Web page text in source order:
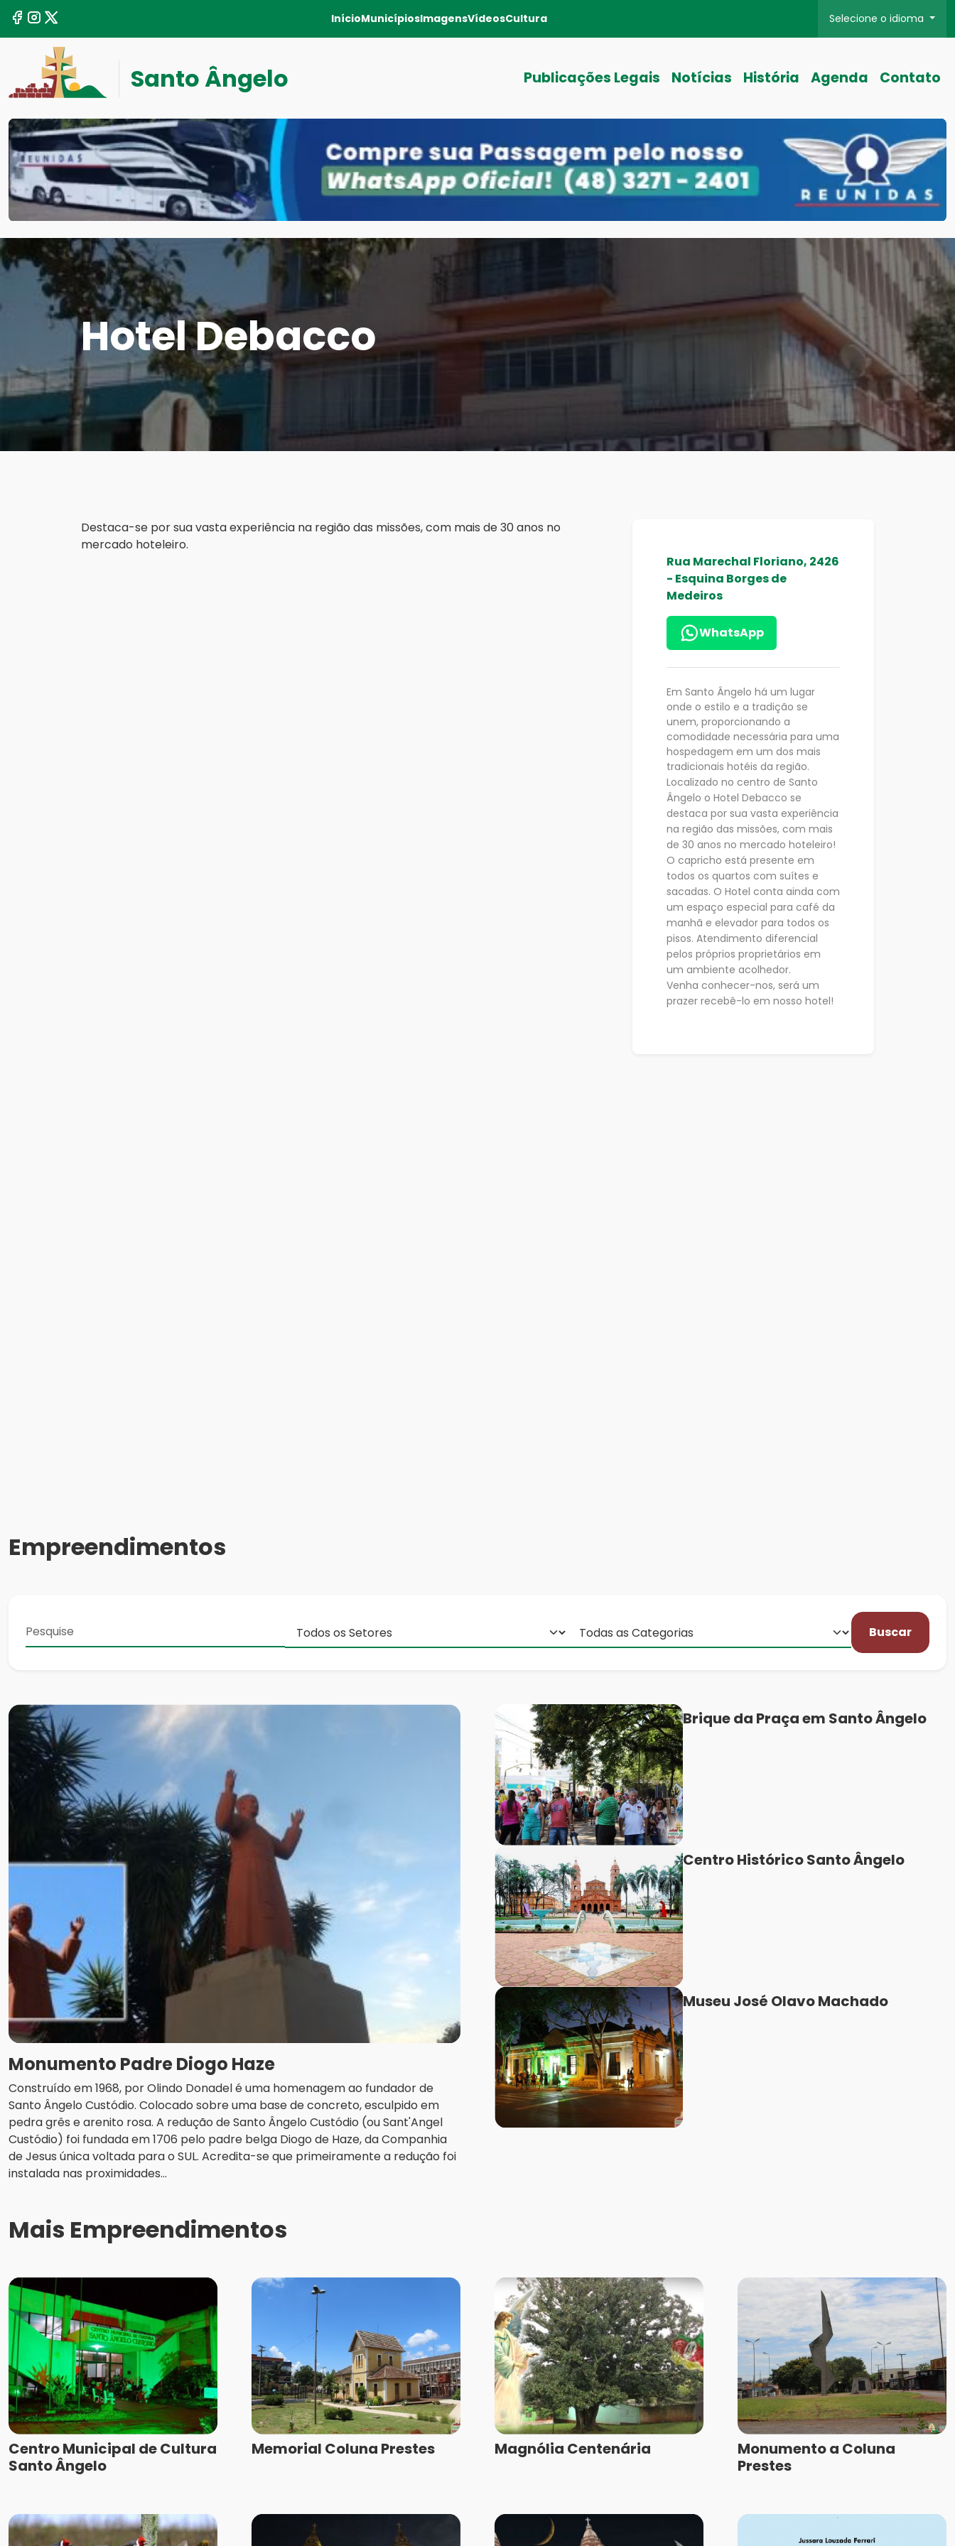
InícioMunicípiosImagensVídeosCultura Selecione o idioma
Santo Ângelo Publicações Legais Notícias História Agenda Contato
Hotel Debacco
Destaca-se por sua vasta experiência na região das missões, com mais de 30 anos no
mercado hoteleiro.
Rua Marechal Floriano, 2426
- Esquina Borges de
Medeiros
WhatsApp
Em Santo Ângelo há um lugar
onde o estilo e a tradição se
unem, proporcionando a
comodidade necessária para uma
hospedagem em um dos mais
tradicionais hotéis da região.
Localizado no centro de Santo
Ângelo o Hotel Debacco se
destaca por sua vasta experiência
na região das missões, com mais
de 30 anos no mercado hoteleiro!
O capricho está presente em
todos os quartos com suítes e
sacadas. O Hotel conta ainda com
um espaço especial para café da
manhã e elevador para todos os
pisos. Atendimento diferencial
pelos próprios proprietários em
um ambiente acolhedor.
Venha conhecer-nos, será um
prazer recebê-lo em nosso hotel!
Empreendimentos
Buscar
Monumento Padre Diogo Haze
Construído em 1968, por Olindo Donadel é uma homenagem ao fundador de
Santo Ângelo Custódio. Colocado sobre uma base de concreto, esculpido em
pedra grês e arenito rosa. A redução de Santo Ângelo Custódio (ou Sant'Angel
Custódio) foi fundada em 1706 pelo padre belga Diogo de Haze, da Companhia
de Jesus única voltada para o SUL. Acredita-se que primeiramente a redução foi
instalada nas proximidades...
Brique da Praça em Santo Ângelo
Centro Histórico Santo Ângelo
Museu José Olavo Machado
Mais Empreendimentos
Centro Municipal de Cultura
Santo Ângelo
Memorial Coluna Prestes Magnólia Centenária
Monumento a Coluna
Prestes